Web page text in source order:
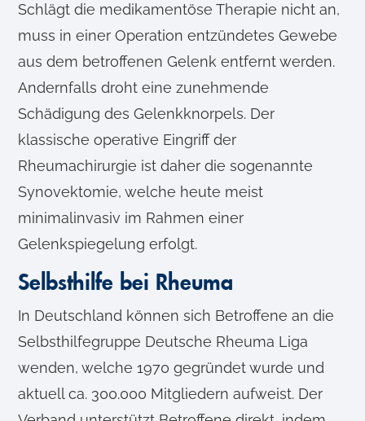
Schlägt die medikamentöse Therapie nicht an,
muss in einer Operation entzündetes Gewebe
aus dem betroffenen Gelenk entfernt werden.
Andernfalls droht eine zunehmende
Schädigung des Gelenkknorpels. Der
klassische operative Eingriff der
Rheumachirurgie ist daher die sogenannte
Synovektomie, welche heute meist
minimalinvasiv im Rahmen einer
Gelenkspiegelung erfolgt.
Selbsthilfe bei Rheuma
In Deutschland können sich Betroffene an die
Selbsthilfegruppe Deutsche Rheuma Liga
wenden, welche 1970 gegründet wurde und
aktuell ca. 300.000 Mitgliedern aufweist. Der